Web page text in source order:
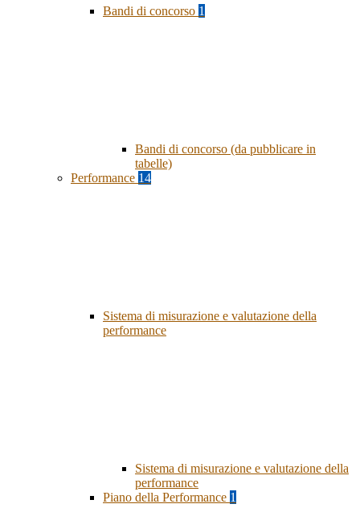
Bandi di concorso 1
Bandi di concorso (da pubblicare in
tabelle)
Performance 14
Sistema di misurazione e valutazione della
performance
Sistema di misurazione e valutazione della
performance
Piano della Performance 1